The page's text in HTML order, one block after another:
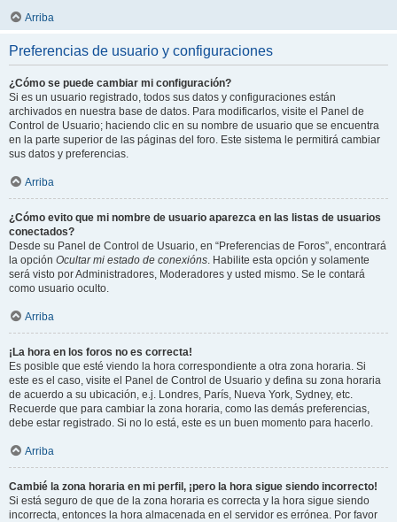
Arriba
Preferencias de usuario y configuraciones
¿Cómo se puede cambiar mi configuración?
Si es un usuario registrado, todos sus datos y configuraciones están
archivados en nuestra base de datos. Para modificarlos, visite el Panel de
Control de Usuario; haciendo clic en su nombre de usuario que se encuentra
en la parte superior de las páginas del foro. Este sistema le permitirá cambiar
sus datos y preferencias.
Arriba
¿Cómo evito que mi nombre de usuario aparezca en las listas de usuarios
conectados?
Desde su Panel de Control de Usuario, en “Preferencias de Foros”, encontrará
la opción Ocultar mi estado de conexións. Habilite esta opción y solamente
será visto por Administradores, Moderadores y usted mismo. Se le contará
como usuario oculto.
Arriba
¡La hora en los foros no es correcta!
Es posible que esté viendo la hora correspondiente a otra zona horaria. Si
este es el caso, visite el Panel de Control de Usuario y defina su zona horaria
de acuerdo a su ubicación, e.j. Londres, París, Nueva York, Sydney, etc.
Recuerde que para cambiar la zona horaria, como las demás preferencias,
debe estar registrado. Si no lo está, este es un buen momento para hacerlo.
Arriba
Cambié la zona horaria en mi perfil, ¡pero la hora sigue siendo incorrecto!
Si está seguro de que de la zona horaria es correcta y la hora sigue siendo
incorrecta, entonces la hora almacenada en el servidor es errónea. Por favor